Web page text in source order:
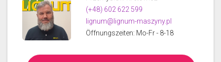
(+48) 602 622 599
lignum@lignum-maszyny.pl
Öffnungszeiten: Mo-Fr - 8-18